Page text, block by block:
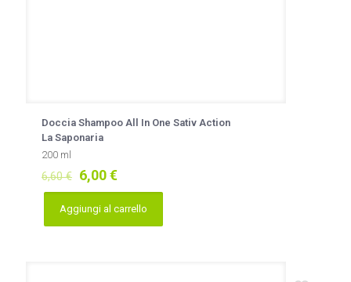
Doccia Shampoo All In One Sativ Action
La Saponaria
200 ml
6,60€ Il
prezzo
originale
era:
6,00€Il
prezzo
attuale
Aggiungi al carrello